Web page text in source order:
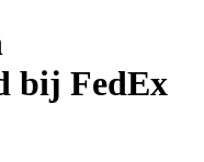
bij FedEx